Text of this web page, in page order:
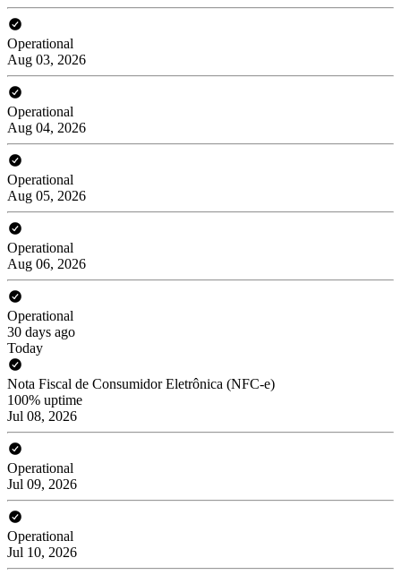
Operational
Aug 03, 2026
Operational
Aug 04, 2026
Operational
Aug 05, 2026
Operational
Aug 06, 2026
Operational
30 days ago
Today
Nota Fiscal de Consumidor Eletrônica (NFC-e)
100% uptime
Jul 08, 2026
Operational
Jul 09, 2026
Operational
Jul 10, 2026